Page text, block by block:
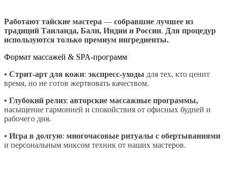
Работают тайские мастера — собравшие лучшее из
традиций Таиланда, Бали, Индии и России. Для процедур
используются только премиум ингредиенты.
Формат массажей & SPA-программ
• Стрит-арт для кожи: экспресс-уходы для тех, кто ценит
время, но не готов жертвовать качеством.
• Глубокий релиз: авторские массажные программы,
насыщение гармонией и спокойствия от офисных будней и
рабочего дня.
• Игра в долгую: многочасовые ритуалы с обертываниями
и персональным миксом техник от наших мастеров.